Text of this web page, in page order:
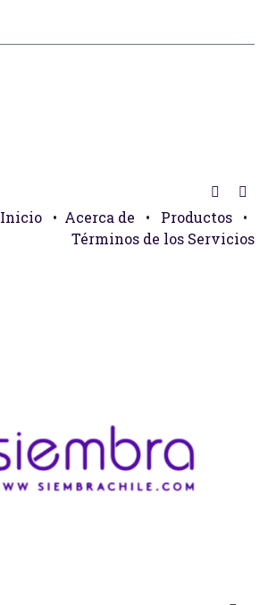
Inicio • Acerca de • Productos
•
Términos de los Servicios